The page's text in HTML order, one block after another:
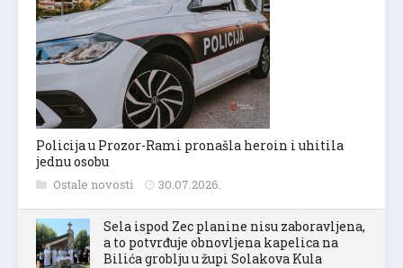
Policija u Prozor-Rami pronašla heroin i uhitila
jednu osobu
Ostale novosti 30.07.2026.
Sela ispod Zec planine nisu zaboravljena,
a to potvrđuje obnovljena kapelica na
Bilića groblju u župi Solakova Kula